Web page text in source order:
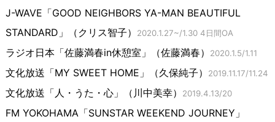
J-WAVE「GOOD NEIGHBORS YA-MAN BEAUTIFUL
STANDARD」（クリス智子）
2020.1.27~/1.30 4日間OA
ラジオ日本「佐藤満春in休憩室」（佐藤満春） 2020.1.5/1.11
文化放送「MY SWEET HOME」（久保純子） 2019.11.17/11.24
文化放送「人・うた・心」（川中美幸） 2019.4.13/20
FM YOKOHAMA「SUNSTAR WEEKEND JOURNEY」